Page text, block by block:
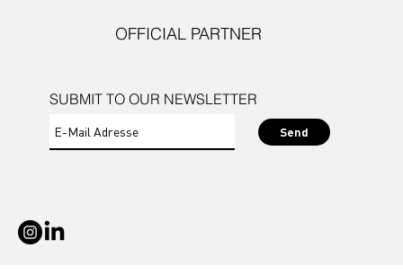
SUBMIT TO OUR NEWSLETTER
Send
OFFICIAL PARTNER